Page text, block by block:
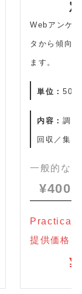
Webアンケ
タから傾向
ます。
単位：500
内容：調査
回収／集
一般的な
Practical
提供価格（